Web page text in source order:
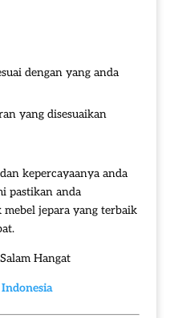
dengan yang anda
yang disesuaikan
kepercayaanya anda
pastikan anda
jepara yang terbaik
Hangat